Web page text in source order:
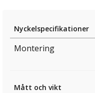
Nyckelspecifikationer
Montering
Mått och vikt